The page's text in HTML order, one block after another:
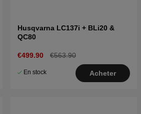
Husqvarna LC137i + BLi20 &
QC80
€499.90 €563.90
En stock Acheter